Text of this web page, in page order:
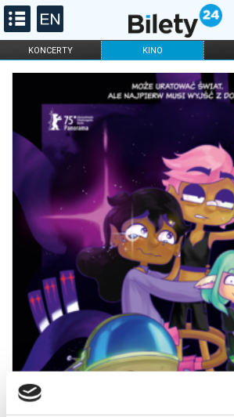
KONCERTY KINO
FILHARMONIA OPERA I BALET
ONLINE